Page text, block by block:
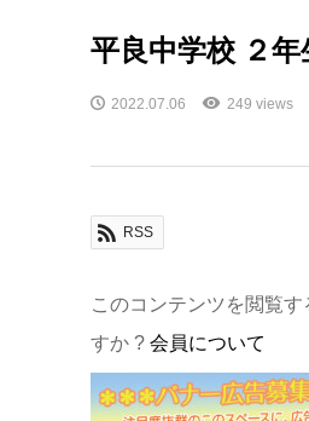
平良中学校 ２
2022.07.06 249 views
RSS
このコンテンツを閲覧
すか ? 会員について